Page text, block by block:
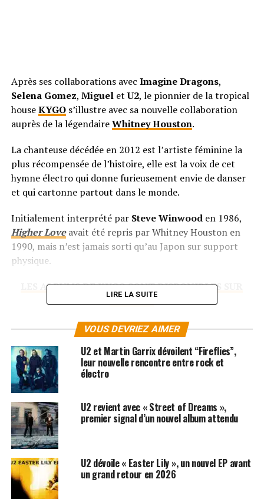
Après ses collaborations avec Imagine Dragons,
Selena Gomez, Miguel etU2, le pionnier de la tropical
houseKYGOs’illustre avec sa nouvelle collaboration
auprès de la légendaireWhitney Houston.
La chanteuse décédée en 2012 est l’artiste féminine la
plus récompensée de l’histoire, elle est la voix de cet
hymne électro qui donne furieusement envie de danser
et qui cartonne partout dans le monde.
Initialement interprété par Steve Winwooden 1986,
Higher Loveavait été repris par Whitney Houston en
1990, mais n’est jamais sorti qu’au Japon sur support
physique.
LES ALBUMS DE KYGO SONT DISPONIBLES SUR
AMAZON
SUJETS ASSOCIÉS: KYGO SELENA GOMEZ
U2
LIRE LA SUITE
VOUS DEVRIEZ AIMER
U2 et Martin Garrix dévoilent “Fireflies”,
leur nouvelle rencontre entre rock et
électro
U2 revient avec « Street of Dreams »,
premier signal d’un nouvel album attendu
U2 dévoile « Easter Lily », un nouvel EP avant
un grand retour en 2026